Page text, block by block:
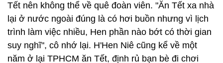
Tết nên không thể về quê đoàn viên. "Ăn Tết xa nhà
lại ở nước ngoài đúng là có hơi buồn nhưng vì lịch
trình làm việc nhiều, Hen phần nào bớt có thời gian
suy nghĩ", cô nhớ lại. H'Hen Niê cũng kể về một
năm ở lại TPHCM ăn Tết, định rủ bạn bè đi chơi